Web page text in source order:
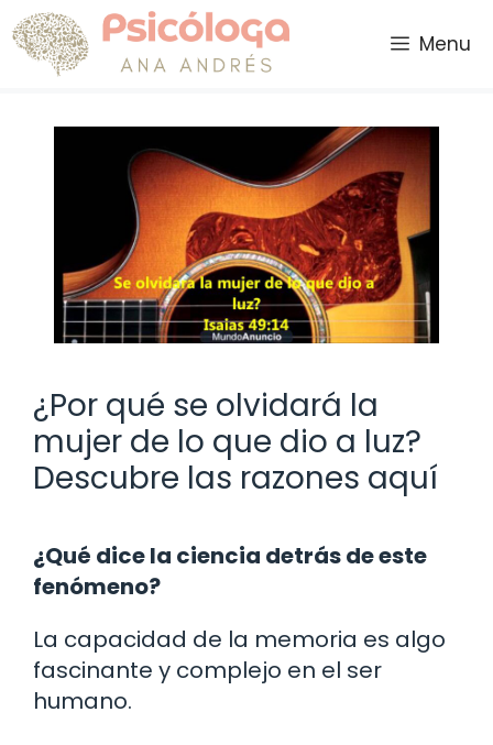
Saltar
al
contenido
Menu
¿Por qué se olvidará la
mujer de lo que dio a luz?
Descubre las razones aquí
¿Qué dice la ciencia detrás de este
fenómeno?
La capacidad de la memoria es algo
fascinante y complejo en el ser
humano.